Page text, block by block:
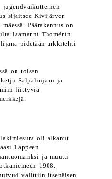
jugendvaikutteinen
sijaitsee Kivijärven
Päärakennus on
laamanni Thoménin
pidetään arkkitehti
on toisen
Salpalinjaan ja
liittyviä
oli alkanut
Lappeen
ja muutti
1908.
valittiin itsenäisen